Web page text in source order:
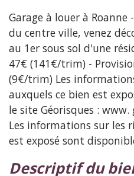
Garage à louer à
du centre ville, venez
au 1er sous sol d'une
47€ (141€/trim) -
(9€/trim) Les
auxquels ce bien est
le site Géorisques :
Les informations sur les
est exposé sont
descriptif du